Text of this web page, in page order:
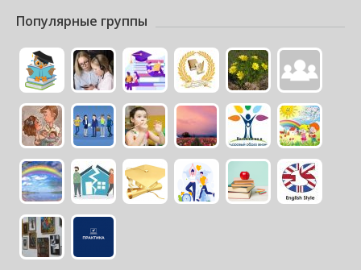
Популярные группы